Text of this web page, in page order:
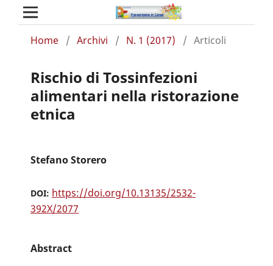
Home / Archivi / N. 1 (2017) / Articoli
Rischio di Tossinfezioni
alimentari nella ristorazione
etnica
Stefano Storero
DOI: https://doi.org/10.13135/2532-
392X/2077
Abstract